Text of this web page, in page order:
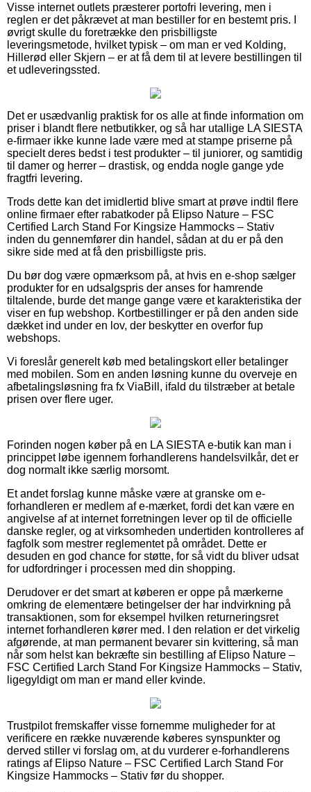
Visse internet outlets præsterer portofri levering, men i
reglen er det påkrævet at man bestiller for en bestemt pris. I
øvrigt skulle du foretrække den prisbilligste
leveringsmetode, hvilket typisk – om man er ved Kolding,
Hillerød eller Skjern – er at få dem til at levere bestillingen til
et udleveringssted.
Det er usædvanlig praktisk for os alle at finde information om
priser i blandt flere netbutikker, og så har utallige LA SIESTA
e-firmaer ikke kunne lade være med at stampe priserne på
specielt deres bedst i test produkter – til juniorer, og samtidig
til damer og herrer – drastisk, og endda nogle gange yde
fragtfri levering.
Trods dette kan det imidlertid blive smart at prøve indtil flere
online firmaer efter rabatkoder på Elipso Nature – FSC
Certified Larch Stand For Kingsize Hammocks – Stativ
inden du gennemfører din handel, sådan at du er på den
sikre side med at få den prisbilligste pris.
Du bør dog være opmærksom på, at hvis en e-shop sælger
produkter for en udsalgspris der anses for hamrende
tiltalende, burde det mange gange være et karakteristika der
viser en fup webshop. Kortbestillinger er på den anden side
dækket ind under en lov, der beskytter en overfor fup
webshops.
Vi foreslår generelt køb med betalingskort eller betalinger
med mobilen. Som en anden løsning kunne du overveje en
afbetalingsløsning fra fx ViaBill, ifald du tilstræber at betale
prisen over flere uger.
Forinden nogen køber på en LA SIESTA e-butik kan man i
princippet løbe igennem forhandlerens handelsvilkår, det er
dog normalt ikke særlig morsomt.
Et andet forslag kunne måske være at granske om e-
forhandleren er medlem af e-mærket, fordi det kan være en
angivelse af at internet forretningen lever op til de officielle
danske regler, og at virksomheden undertiden kontrolleres af
fagfolk som mestrer reglementet på området. Dette er
desuden en god chance for støtte, for så vidt du bliver udsat
for udfordringer i processen med din shopping.
Derudover er det smart at køberen er oppe på mærkerne
omkring de elementære betingelser der har indvirkning på
transaktionen, som for eksempel hvilken returneringsret
internet forhandleren kører med. I den relation er det virkelig
afgørende, at man permanent bevarer sin kvittering, så man
når som helst kan bekræfte sin bestilling af Elipso Nature –
FSC Certified Larch Stand For Kingsize Hammocks – Stativ,
ligegyldigt om man er mand eller kvinde.
Trustpilot fremskaffer visse fornemme muligheder for at
verificere en række nuværende køberes synspunkter og
derved stiller vi forslag om, at du vurderer e-forhandlerens
ratings af Elipso Nature – FSC Certified Larch Stand For
Kingsize Hammocks – Stativ før du shopper.